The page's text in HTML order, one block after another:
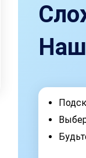
Наш